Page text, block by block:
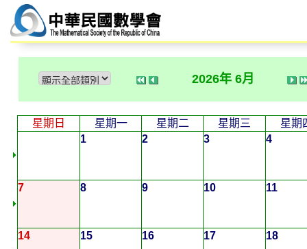
2026年 6月
星期日 星期一 星期二 星期三
星期
1
2 3 4
7 8 9 10 11
14 15 16 17 18